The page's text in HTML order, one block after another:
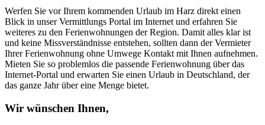
Werfen Sie vor Ihrem kommenden Urlaub im Harz direkt einen
Blick in unser Vermittlungs Portal im Internet und erfahren Sie
weiteres zu den Ferienwohnungen der Region. Damit alles klar ist
und keine Missverständnisse entstehen, sollten dann der Vermieter
Ihrer Ferienwohnung ohne Umwege Kontakt mit Ihnen aufnehmen.
Mieten Sie so problemlos die passende Ferienwohnung über das
Internet-Portal und erwarten Sie einen Urlaub in Deutschland, der
das ganze Jahr über eine Menge bietet.
Wir wünschen Ihnen,